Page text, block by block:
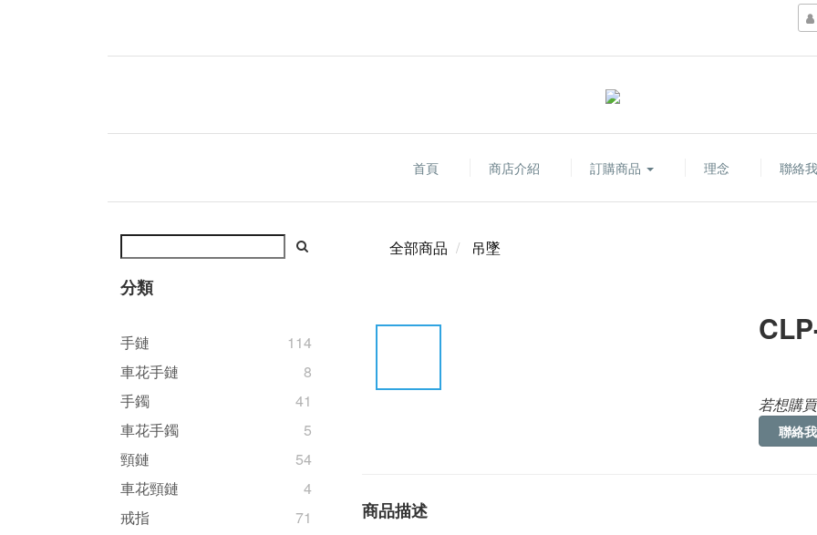
首頁 商店介紹 訂購商品 理念 聯絡
分類
手鏈
114
車花手鏈
8
手鐲
41
車花手鐲
5
頸鏈
54
車花頸鏈
4
戒指
71
全部商品 吊墜
若想購
聯絡
商品描述